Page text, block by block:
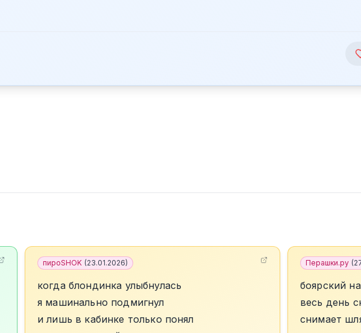
пироSHOK (23.01.2026)
когда блондинка улыбнулась
я машинально подмигнул
и лишь в кабинке только понял
Перашки.ру (
боярский
весь день
снимает